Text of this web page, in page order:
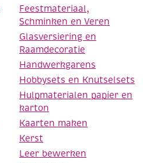
Feestmateriaal,
Schminken en Veren
Glasversiering en
Raamdecoratie
Handwerkgarens
Hobbysets en Knutselsets
Hulpmaterialen papier en
karton
Kaarten maken
Kerst
Leer bewerken